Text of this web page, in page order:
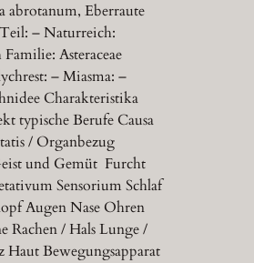
abrotanum, Eberraute
– Naturreich:
Asteraceae
– Miasma: –
Charakteristika
typische Berufe Causa
/ Organbezug
und Gemüt Furcht
Sensorium Schlaf
Augen Nase Ohren
Rachen / Hals Lunge /
Bewegungsapparat